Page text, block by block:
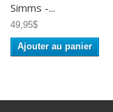
Simms -...
49,95$
Ajouter au panier